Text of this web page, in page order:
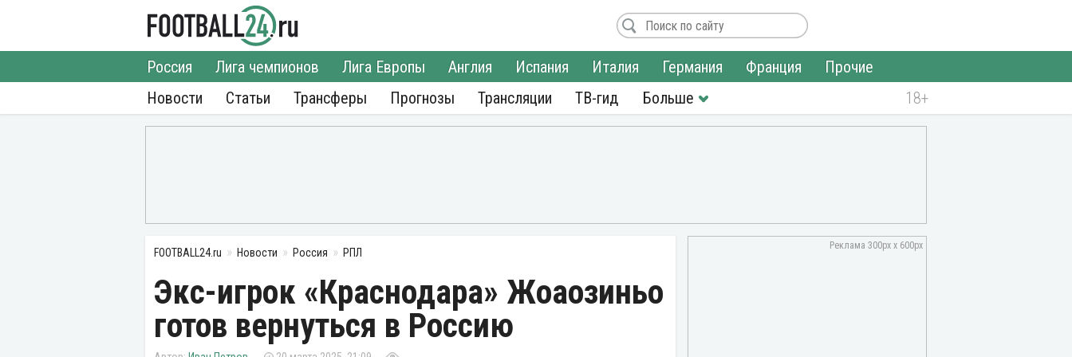
Новости
Россия Лига чемпионов Лига Европы Англия Испания Италия Германия Франция
Прочие
Статьи
Трансферы Прогнозы Трансляции ТВ-гид
FOOTBALL24.ru Новости Россия РПЛ
Экс-игрок «Краснодара» Жоаозиньо
готов вернуться в Россию